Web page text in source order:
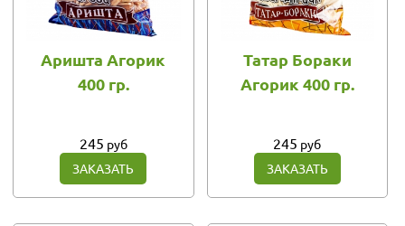
Аришта Агорик
400 гр.
245 руб
ЗАКАЗАТЬ
Татар Бораки
Агорик 400 гр.
245 руб
ЗАКАЗАТЬ